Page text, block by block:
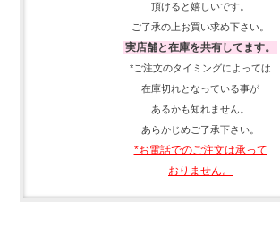
頂ける と嬉しいです。
ご了承の上お買い求め下さい。
実店舗と在庫を共有してます。
*ご注文のタイミングによっては
在庫切れとなっている事が
あるかも知れません。
あらかじめご了承下さい。
*お電話でのご注文は承って
おりません。